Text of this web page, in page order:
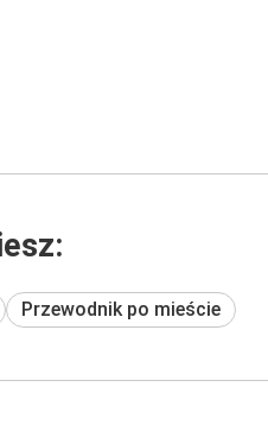
Przewodnik po mieście